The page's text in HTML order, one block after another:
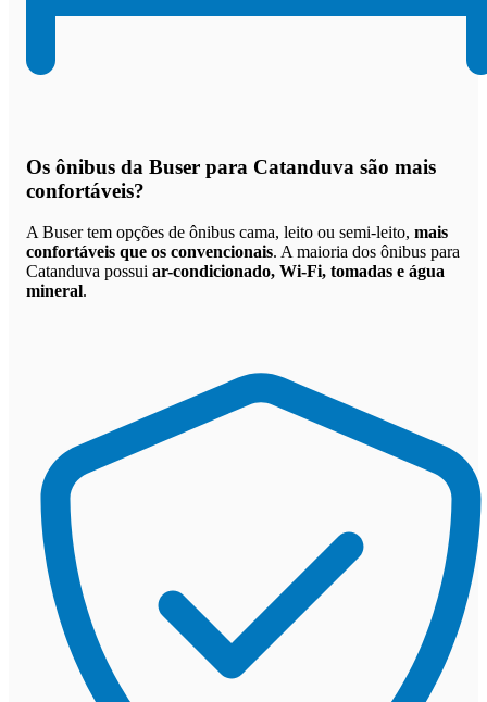
Os ônibus da Buser para Catanduva são mais
confortáveis?
A Buser tem opções de ônibus cama, leito ou semi-leito, mais
confortáveis que os convencionais. A maioria dos ônibus para
Catanduva possui ar-condicionado, Wi-Fi, tomadas e água
mineral.